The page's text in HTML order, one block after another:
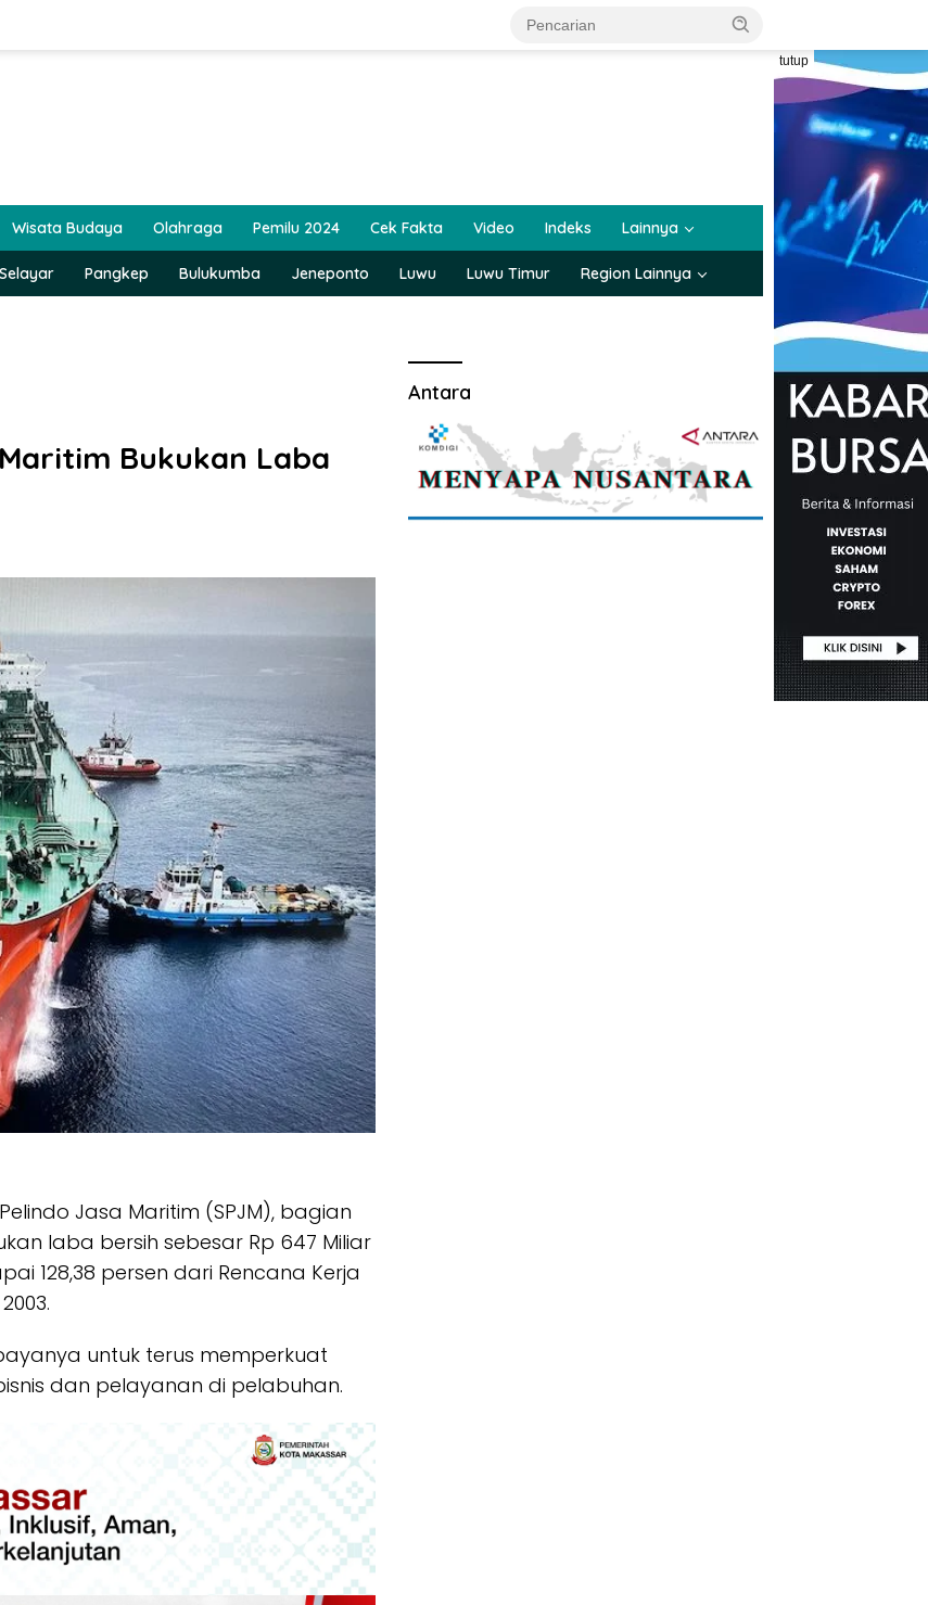
tutup
Wisata Budaya Olahraga Pemilu 2024 Cek Fakta Video Indeks Lainnya
Selayar Pangkep Bulukumba Jeneponto Luwu Luwu Timur Region Lainnya
Bukukan Laba
Jasa Maritim (SPJM), bagian
laba bersih sebesar Rp 647 Miliar
128,38 persen dari Rencana Kerja
untuk terus memperkuat
dan pelayanan di pelabuhan.
Antara